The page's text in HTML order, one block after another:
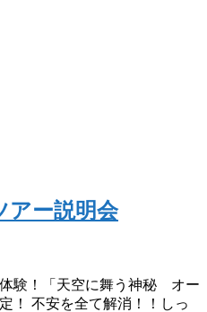
アー説明会
験！「天空に舞う神秘 オー
！ 不安を全て解消！！しっ